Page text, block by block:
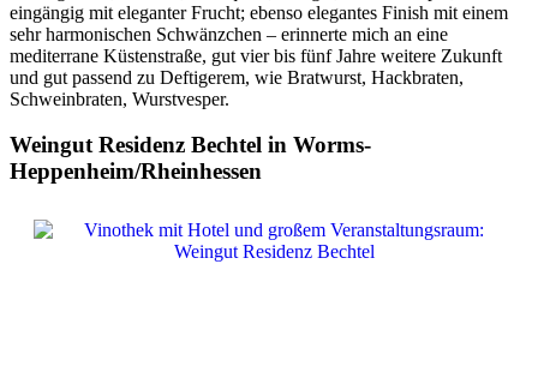
eingängig mit eleganter Frucht; ebenso elegantes Finish mit einem
sehr harmonischen Schwänzchen – erinnerte mich an eine
mediterrane Küstenstraße, gut vier bis fünf Jahre weitere Zukunft
und gut passend zu Deftigerem, wie Bratwurst, Hackbraten,
Schweinbraten, Wurstvesper.
Weingut Residenz Bechtel in Worms-
Heppenheim/Rheinhessen